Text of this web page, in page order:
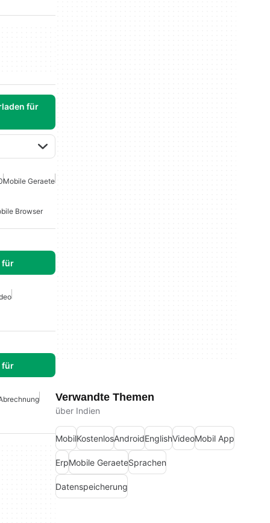
für
Mobile Geraete
Browser
für
für
Verwandte Themen
über Indien
MobilKostenlosAndroidEnglishVideoMobil App
ErpMobile GeraeteSprachen
Datenspeicherung